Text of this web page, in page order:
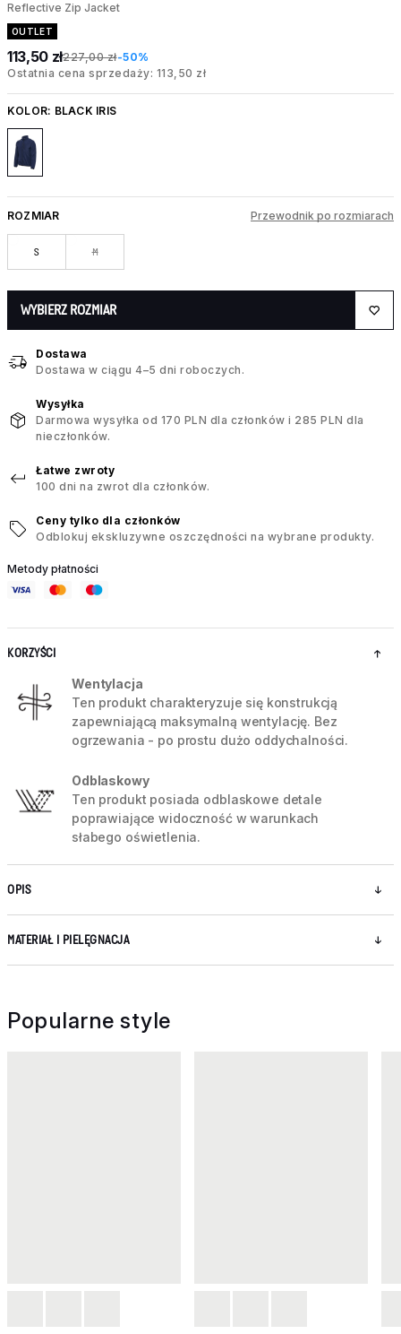
Reflective Zip Jacket
OUTLET
113,50 zł227,00 zł-50%
Ostatnia cena sprzedaży: 113,50 zł
KOLOR: BLACK IRIS
ROZMIAR Przewodnik po rozmiarach
S M
WYBIERZ ROZMIAR
Dostawa
Dostawa w ciągu 4–5 dni roboczych.
Wysyłka
Darmowa wysyłka od 170 PLN dla członków i 285 PLN dla
nieczłonków.
Łatwe zwroty
100 dni na zwrot dla członków.
Ceny tylko dla członków
Odblokuj ekskluzywne oszczędności na wybrane produkty.
Metody płatności
KORZYŚCI
Wentylacja
Ten produkt charakteryzuje się konstrukcją
zapewniającą maksymalną wentylację. Bez
ogrzewania - po prostu dużo oddychalności.
Odblaskowy
Ten produkt posiada odblaskowe detale
poprawiające widoczność w warunkach
słabego oświetlenia.
OPIS
MATERIAŁ I PIELĘGNACJA
Popularne style